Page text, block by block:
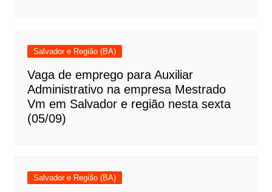
Salvador e Região (BA)
Vaga de emprego para Auxiliar
Administrativo na empresa Mestrado
Vm em Salvador e região nesta sexta
(05/09)
Salvador e Região (BA)